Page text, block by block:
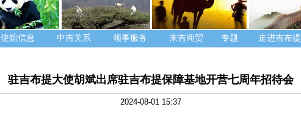
使馆信息 中吉关系 领事服务 来吉商贸 专题 走进吉布提
驻吉布提大使胡斌出席驻吉布提保障基地开营七周年招待会
2024-08-01 15:37